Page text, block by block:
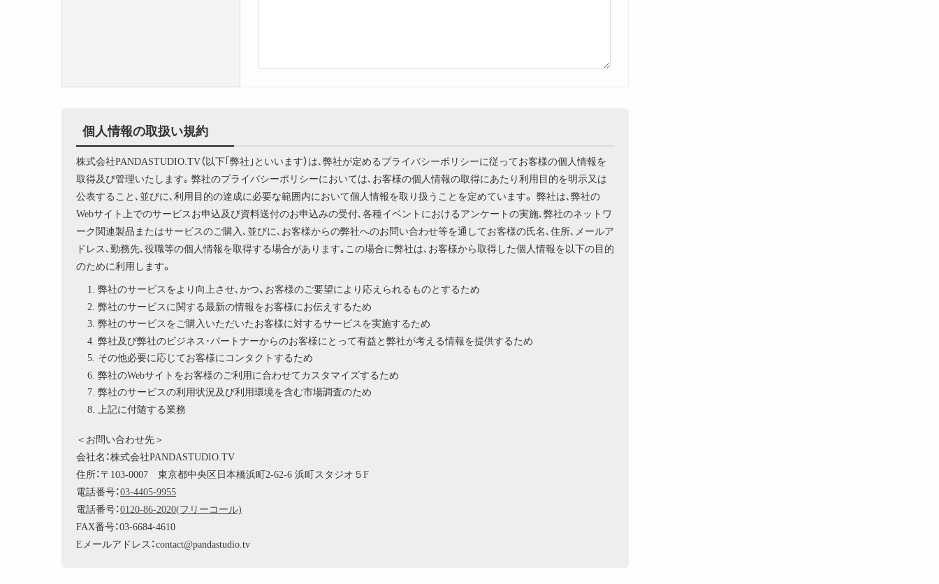
個人情報の取扱い規約
株式会社PANDASTUDIO.TV（以下｢弊社｣といいます）は､弊社が定めるプライバシーポリシーに従ってお客様の個人情報を
取得及び管理いたします｡ 弊社のプライバシーポリシーにおいては､お客様の個人情報の取得にあたり利用目的を明示又は
公表すること､並びに､利用目的の達成に必要な範囲内において個人情報を取り扱うことを定めています。 弊社は､弊社の
Webサイト上でのサービスお申込及び資料送付のお申込みの受付､各種イベントにおけるアンケートの実施､弊社のネットワ
ーク関連製品またはサービスのご購入､並びに､お客様からの弊社へのお問い合わせ等を通してお客様の氏名､住所､メールア
ドレス､勤務先､役職等の個人情報を取得する場合があります｡この場合に弊社は､お客様から取得した個人情報を以下の目的
のために利用します。
弊社のサービスをより向上させ､かつ、お客様のご要望により応えられるものとするため
弊社のサービスに関する最新の情報をお客様にお伝えするため
弊社のサービスをご購入いただいたお客様に対するサービスを実施するため
弊社及び弊社のビジネス･パートナーからのお客様にとって有益と弊社が考える情報を提供するため
その他必要に応じてお客様にコンタクトするため
弊社のWebサイトをお客様のご利用に合わせてカスタマイズするため
弊社のサービスの利用状況及び利用環境を含む市場調査のため
上記に付随する業務
＜お問い合わせ先＞
会社名：株式会社PANDASTUDIO.TV
住所：〒103-0007 東京都中央区日本橋浜町2-62-6 浜町スタジオ５F
電話番号：03-4405-9955
電話番号：0120-86-2020(フリーコール)
FAX番号：03-6684-4610
Eメールアドレス：contact@pandastudio.tv